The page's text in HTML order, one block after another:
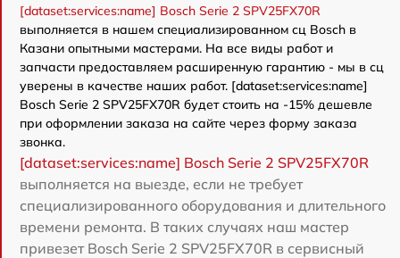
[dataset:services:name] Bosch Serie 2 SPV25FX70R
выполняется в нашем специализированном сц Bosch в
Казани опытными мастерами. На все виды работ и
запчасти предоставляем расширенную гарантию - мы в сц
уверены в качестве наших работ. [dataset:services:name]
Bosch Serie 2 SPV25FX70R будет стоить на -15% дешевле
при оформлении заказа на сайте через форму заказа
звонка.
[dataset:services:name] Bosch Serie 2 SPV25FX70R
выполняется на выезде, если не требует
специализированного оборудования и длительного
времени ремонта. В таких случаях наш мастер
привезет Bosch Serie 2 SPV25FX70R в сервисный